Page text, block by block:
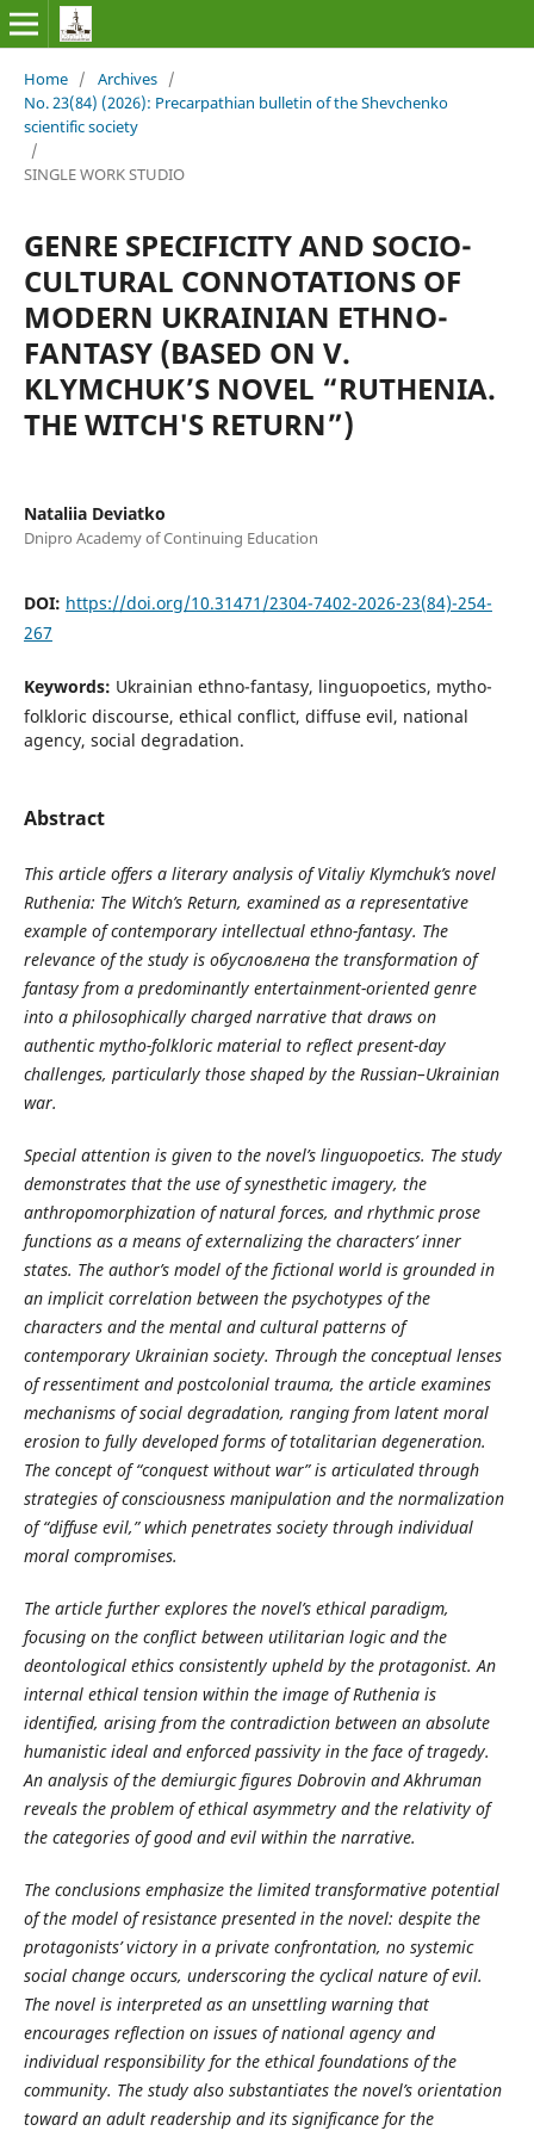
Home / Archives /
No. 23(84) (2026): Precarpathian bulletin of the Shevchenko
scientific society
/
SINGLE WORK STUDIO
GENRE SPECIFICITY AND SOCIO-
CULTURAL CONNOTATIONS OF
MODERN UKRAINIAN ETHNO-
FANTASY (BASED ON V.
KLYMCHUK’S NOVEL “RUTHENIA.
THE WITCH'S RETURN”)
Nataliia Deviatko
Dnipro Academy of Continuing Education
DOI: https://doi.org/10.31471/2304-7402-2026-23(84)-254-
267
Keywords: Ukrainian ethno-fantasy, linguopoetics, mytho-
folkloric discourse, ethical conflict, diffuse evil, national
agency, social degradation.
Abstract
This article offers a literary analysis of Vitaliy Klymchuk’s novel
Ruthenia: The Witch’s Return, examined as a representative
example of contemporary intellectual ethno-fantasy. The
relevance of the study is обусловлена the transformation of
fantasy from a predominantly entertainment-oriented genre
into a philosophically charged narrative that draws on
authentic mytho-folkloric material to reflect present-day
challenges, particularly those shaped by the Russian–Ukrainian
war.
Special attention is given to the novel’s linguopoetics. The study
demonstrates that the use of synesthetic imagery, the
anthropomorphization of natural forces, and rhythmic prose
functions as a means of externalizing the characters’ inner
states. The author’s model of the fictional world is grounded in
an implicit correlation between the psychotypes of the
characters and the mental and cultural patterns of
contemporary Ukrainian society. Through the conceptual lenses
of ressentiment and postcolonial trauma, the article examines
mechanisms of social degradation, ranging from latent moral
erosion to fully developed forms of totalitarian degeneration.
The concept of “conquest without war” is articulated through
strategies of consciousness manipulation and the normalization
of “diffuse evil,” which penetrates society through individual
moral compromises.
The article further explores the novel’s ethical paradigm,
focusing on the conflict between utilitarian logic and the
deontological ethics consistently upheld by the protagonist. An
internal ethical tension within the image of Ruthenia is
identified, arising from the contradiction between an absolute
humanistic ideal and enforced passivity in the face of tragedy.
An analysis of the demiurgic figures Dobrovin and Akhruman
reveals the problem of ethical asymmetry and the relativity of
the categories of good and evil within the narrative.
The conclusions emphasize the limited transformative potential
of the model of resistance presented in the novel: despite the
protagonists’ victory in a private confrontation, no systemic
social change occurs, underscoring the cyclical nature of evil.
The novel is interpreted as an unsettling warning that
encourages reflection on issues of national agency and
individual responsibility for the ethical foundations of the
community. The study also substantiates the novel’s orientation
toward an adult readership and its significance for the